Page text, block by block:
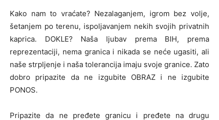
Kako nam to vraćate? Nezalaganjem, igrom bez volje,
šetanjem po terenu, ispoljavanjem nekih svojih privatnih
kaprica. DOKLE? Naša ljubav prema BIH, prema
reprezentaciji, nema granica i nikada se neće ugasiti, ali
naše strpljenje i naša tolerancija imaju svoje granice. Zato
dobro pripazite da ne izgubite OBRAZ i ne izgubite
PONOS.
Pripazite da ne pređete granicu i pređete na drugu